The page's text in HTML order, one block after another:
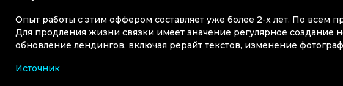
Опыт работы с этим оффером составляет уже более 2-х лет. По всем
Для продления жизни связки имеет значение регулярное создание
обновление лендингов, включая рерайт текстов, изменение
Источник